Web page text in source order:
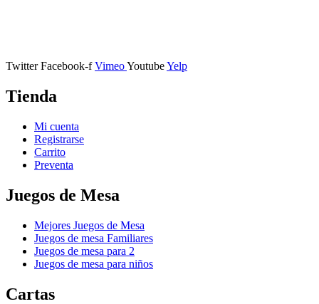
Twitter Facebook-f VimeoYoutubeYelp
Tienda
Mi cuenta
Registrarse
Carrito
Preventa
Juegos de Mesa
Mejores Juegos de Mesa
Juegos de mesa Familiares
Juegos de mesa para 2
Juegos de mesa para niños
Cartas